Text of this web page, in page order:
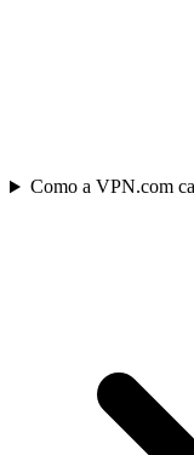
Como a VPN.com